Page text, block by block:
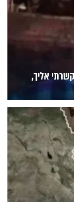
אליך,